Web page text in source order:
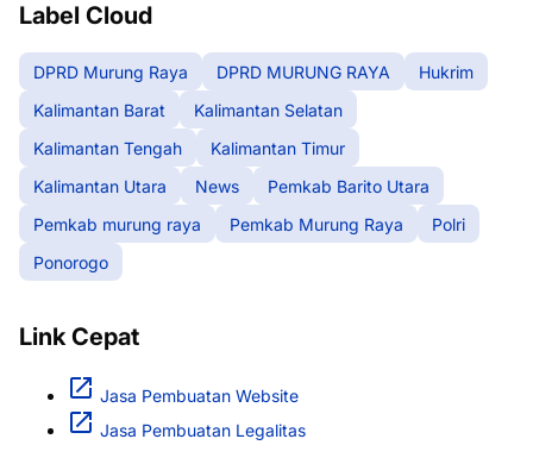
Label Cloud
DPRD Murung Raya DPRD MURUNG RAYA
Hukrim
Kalimantan Barat
Kalimantan Selatan
Kalimantan Tengah
Kalimantan Timur
Kalimantan Utara
News
Pemkab Barito Utara
Pemkab murung raya
Pemkab Murung Raya
Polri
Ponorogo
Link Cepat
Jasa Pembuatan Website
Jasa Pembuatan Legalitas